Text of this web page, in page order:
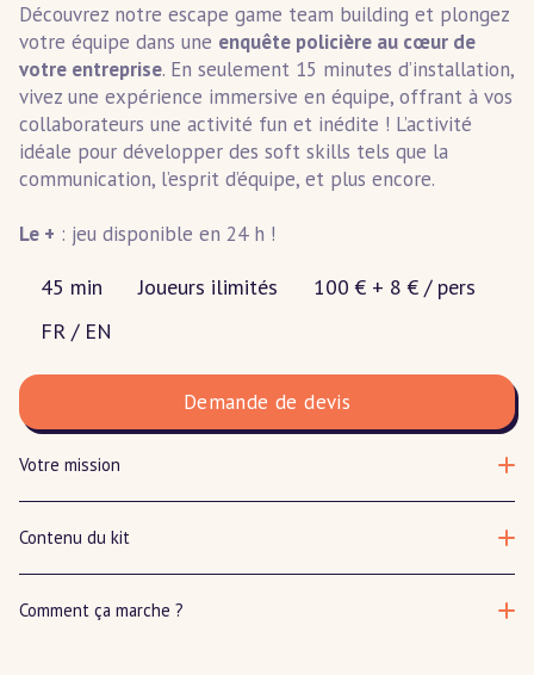
Découvrez notre escape game team building et plongez
votre équipe dans une enquête policière au cœur de
votre entreprise. En seulement 15 minutes d’installation,
vivez une expérience immersive en équipe, offrant à vos
collaborateurs une activité fun et inédite ! L’activité
idéale pour développer des soft skills tels que la
communication, l’esprit d’équipe, et plus encore.
Le + : jeu disponible en 24 h !
Temps
45 min
Nombre
Joueurs ilimités Price:100 € + 8 € / pers
Language:
FR / EN
de
Team
:
Demande de devis
Votre mission
Contenu du kit
Comment ça marche ?